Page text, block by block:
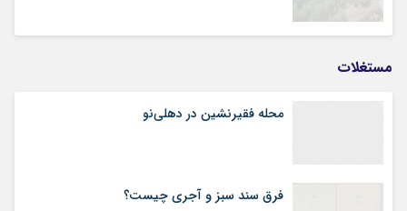
مستغلات
محله فقیرنشین در دهلی‏‌نو
فرق سند سبز و آجری چیست؟